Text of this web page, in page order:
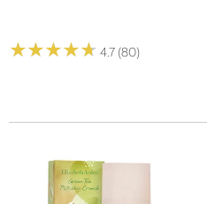
★★★★★
★★★★★ 4.7 (80)